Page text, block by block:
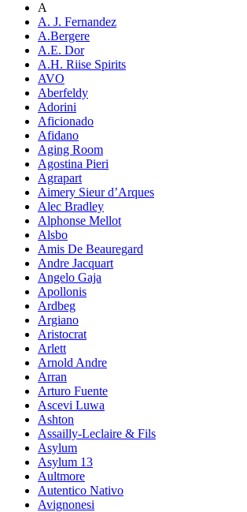
A
A. J. Fernandez
A.Bergere
A.E. Dor
A.H. Riise Spirits
AVO
Aberfeldy
Adorini
Aficionado
Afidano
Aging Room
Agostina Pieri
Agrapart
Aimery Sieur d’Arques
Alec Bradley
Alphonse Mellot
Alsbo
Amis De Beauregard
Andre Jacquart
Angelo Gaja
Apollonis
Ardbeg
Argiano
Aristocrat
Arlett
Arnold Andre
Arran
Arturo Fuente
Ascevi Luwa
Ashton
Assailly-Leclaire & Fils
Asylum
Asylum 13
Aultmore
Autentico Nativo
Avignonesi